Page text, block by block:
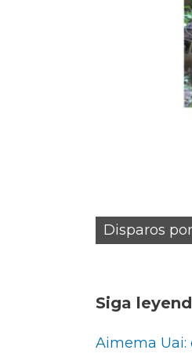
Disparos
Siga
Aimema Uai: